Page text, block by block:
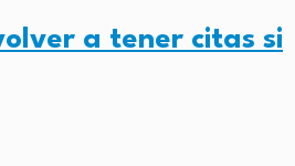
a tener citas si